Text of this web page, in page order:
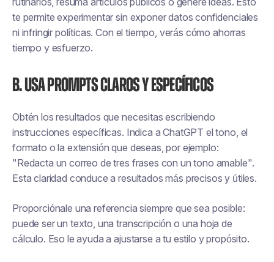
te permite experimentar sin exponer datos confidenciales
ni infringir políticas. Con el tiempo, verás cómo ahorras
tiempo y esfuerzo.
B. Usa prompts claros y específicos
Obtén los resultados que necesitas escribiendo
instrucciones específicas. Indica a ChatGPT el tono, el
formato o la extensión que deseas, por ejemplo:
"Redacta un correo de tres frases con un tono amable".
Esta claridad conduce a resultados más precisos y útiles.
Proporciónale una referencia siempre que sea posible:
puede ser un texto, una transcripción o una hoja de
cálculo. Eso le ayuda a ajustarse a tu estilo y propósito.